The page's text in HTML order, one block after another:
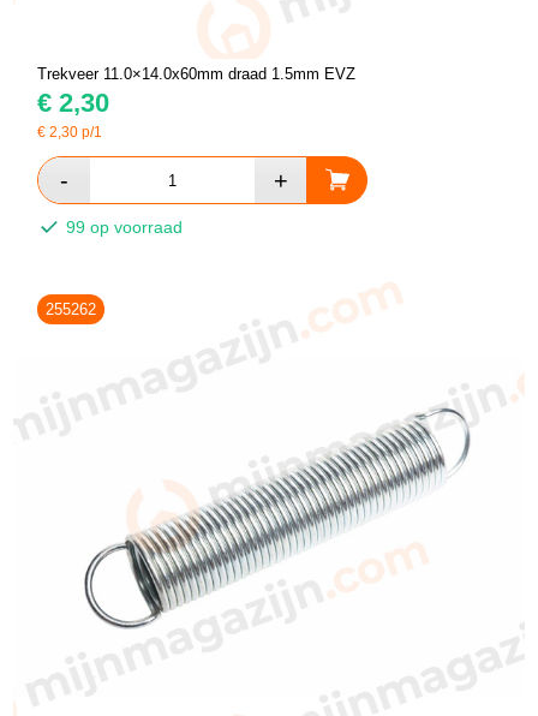
Trekveer 11.0×14.0x60mm draad 1.5mm EVZ
€ 2,30
€2,30 p/1
99 op voorraad
255262